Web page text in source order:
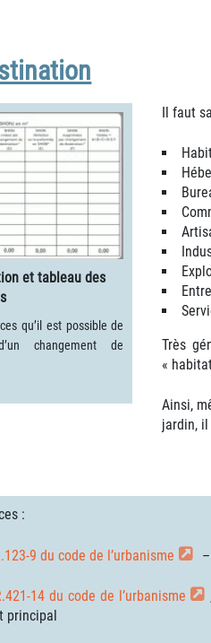
et tableau des
qu’il est possible de
changement de
Il faut
Très
«
Ainsi,
jardin,
:
9 du code de l’urbanisme
14 du code de l’urbanisme
principal